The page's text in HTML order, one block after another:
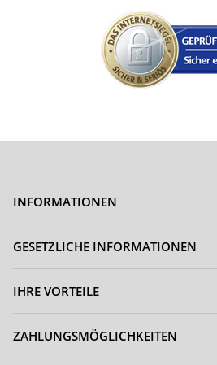
INFORMATIONEN
GESETZLICHE INFORMATIONEN
IHRE VORTEILE
ZAHLUNGSMÖGLICHKEITEN